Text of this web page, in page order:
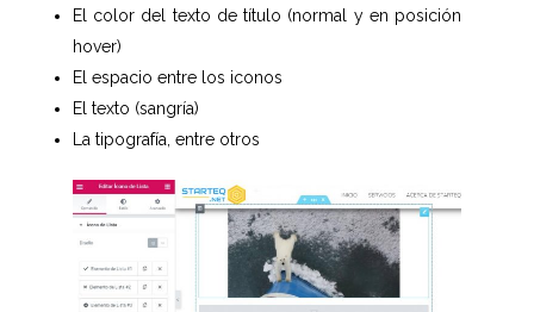
El color del texto de título (normal y en posición
hover)
El espacio entre los iconos
El texto (sangría)
La tipografía, entre otros